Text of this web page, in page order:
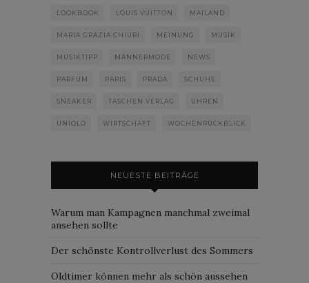
LOOKBOOK LOUIS VUITTON MAILAND
MARIA GRAZIA CHIURI MEINUNG MUSIK
MUSIKTIPP MÄNNERMODE NEWS
PARFUM PARIS PRADA SCHUHE
SNEAKER TASCHEN VERLAG UHREN
UNIQLO WIRTSCHAFT WOCHENRÜCKBLICK
NEUESTE BEITRÄGE
Warum man Kampagnen manchmal zweimal
ansehen sollte
Der schönste Kontrollverlust des Sommers
Oldtimer können mehr als schön aussehen